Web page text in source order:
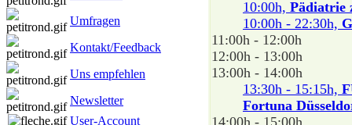
Umfragen
Kontakt/Feedback
Uns empfehlen
Newsletter
User-Account
10:00h, Pädiatrie
10:00h - 22:30h,
11:00h - 12:00h
12:00h - 13:00h
13:00h - 14:00h
13:30h - 15:15h,
Fortuna